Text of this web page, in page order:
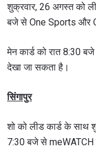
शुक्रवार, 26 अगस्त को
बजे से One Sports और
मेन कार्ड को रात 8:30
देखा जा सकता है।
सिंगापुर
शो को लीड कार्ड के साथ
7:30 बजे से meWATCH